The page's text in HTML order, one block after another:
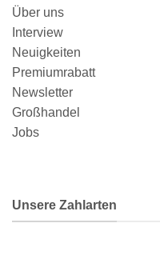
Über uns
Interview
Neuigkeiten
Premiumrabatt
Newsletter
Großhandel
Jobs
Unsere Zahlarten